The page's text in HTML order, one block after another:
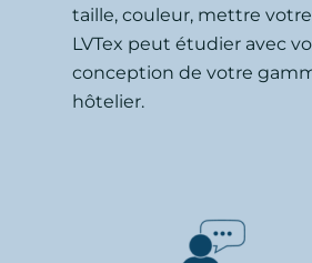
taille, couleur, mettre
LVTex peut étudier avec
conception de votre
hôtelier.